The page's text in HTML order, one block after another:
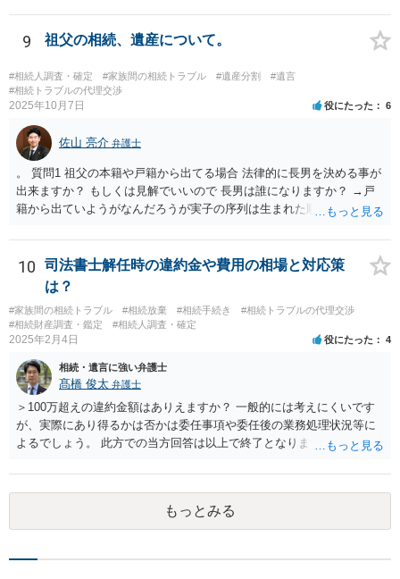
つの相続分を有していますので， そのことを前提として，遺産分割協
議をすることになります（必ずしも３分の１ずつにしなくても，合意
ができれば構いません。）。 今後の対応としては， ①伯母さんの相続
財産（遺産）の全容を整理する（預貯金，有価証券，不動産等の有無
を調べることになります。） ②相続財産に照らし，相続税の申告の準
備をする（税理士の先生にご相談ください。） ③遺産分割協議をする
（ご本人同士で行っても構いませんし，弁護士に相談することもよろ
しいと思います。） ことになります。
9 祖父の相続、遺産について。
#相続人調査・確定 #家族間の相続トラブル #遺産分割
#遺言
#相続トラブルの代理交渉
2025年10月7日 役にたった 6
佐山 亮介 弁護士
。 質問1 祖父の本籍や戸籍から出てる場合 法律的に長男を決める事が
出来ますか？ もしくは見解でいいので 長男は誰になりますか？ →戸
籍から出ていようがなんだろうが実子の序列は生まれた順ですから、
書が腹違いの長男に向けてある場合 書かれてる内容が最優先にされる
のですか？ →遺書というのが、法律上の遺言の形式を守っている限り
はそのとおりです。 質問3 父が腹違いの長男に法律的に優位になれそ
うな事はありますか？ →遺言が有効な場合、優位に立つことはできま
せんが、お祖父様が認知症であるなどの「遺言が作れないはずの事
情」があるならば①遺言無効確認の訴えを起こすのは一つの手です。
問4 相続トラブルの代理交渉は可能でしょうか。 →一般論としては可
能ですが、お伺いする内容ですとお祖父様が亡くなられた後に動くこ
とになるでしょう。
10
司法書士解任時の違約金や費用の相場と対応策
は？
#家族間の相続トラブル #相続放棄 #相続手続き
#相続トラブルの代理交渉
#相続財産調査・鑑定
#相続人調査・確定
2025年2月4日 役にたった 4
相続・遺言に強い弁護士
髙橋 俊太 弁護士
＞100万超えの違約金額はありえますか？ 一般的には考えにくいです
が、実際にあり得るかは否かは委任事項や委任後の業務処理状況等に
よるでしょう。 此方での当方回答は以上で終了となりますが、参考に
もっとみる